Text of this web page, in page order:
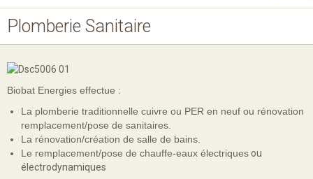
Ventilation
Contact
Plomberie Sanitaire
Biobat Energies effectue :
La plomberie traditionnelle cuivre ou PER en neuf ou rénovation
remplacement/pose de sanitaires.
La rénovation/création de salle de bains.
Le remplacement/pose de chauffe-eaux électriques ou
électrodynamiques